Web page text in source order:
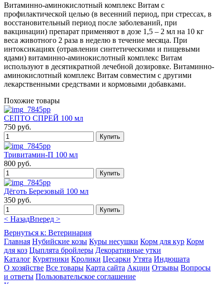
Витаминно-аминокислотный комплекс Витам с
профилактической целью (в весенний период, при стрессах, в
восстановительный период после заболеваний, при
вакцинации) препарат применяют в дозе 1,5 – 2 мл на 10 кг
веса животного 2 раза в неделю в течение месяца. При
интоксикациях (отравлении синтетическими и пищевыми
ядами) витаминно-аминокислотный комплекс Витам
используют в десятикратной лечебной дозировке. Витаминно-
аминокислотный комплекс Витам совместим с другими
лекарственными средствами и кормовыми добавками.
Похожие товары
СЕПТО СПРЕЙ 100 мл
750 руб.
Тривитамин-П 100 мл
800 руб.
Дёготь Березовый 100 мл
350 руб.
< НазадВперед >
Вернуться к: Ветеринария
Главная Нубийские козы Куры несушки Корм для кур Корм
для коз Цыплята бройлеры Декоративные утки
Каталог Курятники Кролики Цесарки Утята Индюшата
О хозяйстве Все товары Карта сайта Акции Отзывы Вопросы
и ответы Пользовательское соглашение